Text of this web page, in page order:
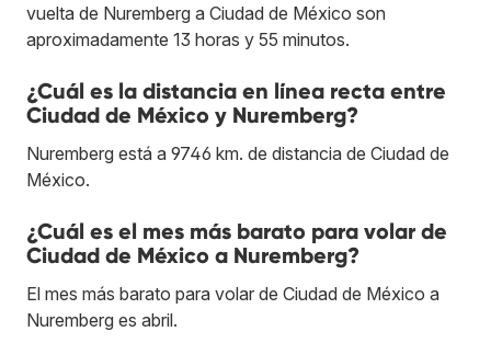
vuelta de Nuremberg a Ciudad de México son
aproximadamente 13 horas y 55 minutos.
¿Cuál es la distancia en línea recta entre
Ciudad de México y Nuremberg?
Nuremberg está a 9746 km. de distancia de Ciudad de
México.
¿Cuál es el mes más barato para volar de
Ciudad de México a Nuremberg?
El mes más barato para volar de Ciudad de México a
Nuremberg es abril.